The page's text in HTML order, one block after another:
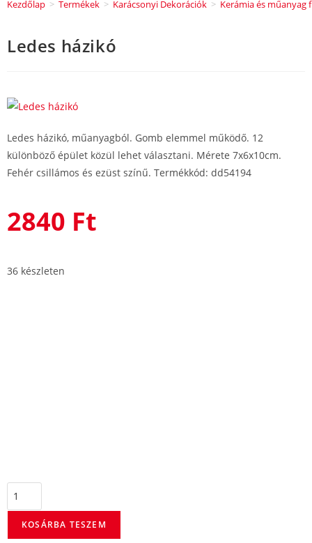
Kezdőlap > Termékek > Karácsonyi Dekorációk > Kerámia és műanyag
Ledes házikó
Ledes házikó, műanyagból. Gomb elemmel működő. 12
különböző épület közül lehet választani. Mérete 7x6x10cm.
Fehér csillámos és ezüst színű. Termékkód: dd54194
2840 Ft
36 készleten
KOSÁRBA TESZEM